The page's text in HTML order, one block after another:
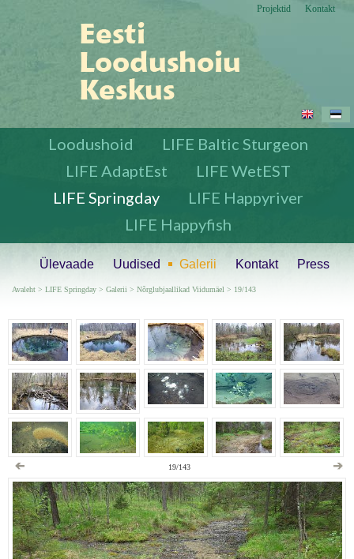
Projektid Kontakt
Loodushoid
LIFE Baltic Sturgeon
LIFE AdaptEst
LIFE WetEST
LIFE Springday
LIFE Happyriver
LIFE Happyfish
Ülevaade Uudised Galerii Kontakt Press
Avaleht > LIFE Springday > Galerii > Nõrglubjaallikad Viidumäel > 19/143
19/143